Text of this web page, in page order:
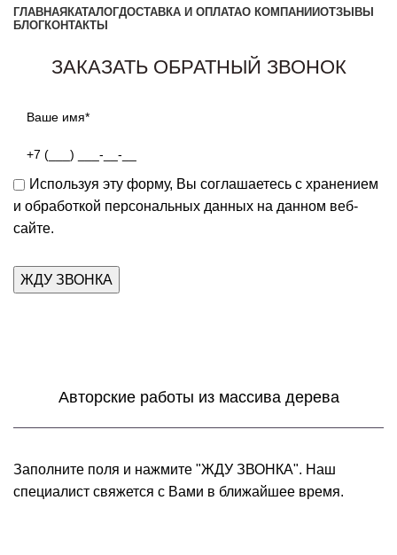
ГЛАВНАЯ КАТАЛОГДОСТАВКА И ОПЛАТАО КОМПАНИИОТЗЫВЫ
БЛОГКОНТАКТЫ
ЗАКАЗАТЬ ОБРАТНЫЙ ЗВОНОК
Используя эту форму, Вы соглашаетесь с хранением
и обработкой персональных данных на данном веб-
сайте.
Авторские работы из массива дерева
Заполните поля и нажмите "ЖДУ ЗВОНКА". Наш
специалист свяжется с Вами в ближайшее время.